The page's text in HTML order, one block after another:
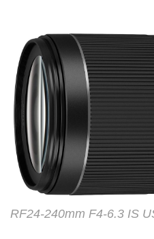
RF24-240mm F4-6.3 IS